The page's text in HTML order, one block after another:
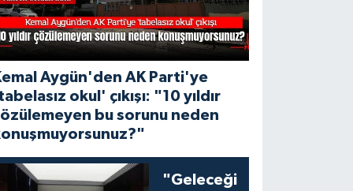
Aygün'den AK Parti'ye
okul' çıkışı: "10 yıldır
bu sorunu neden
"Geleceği